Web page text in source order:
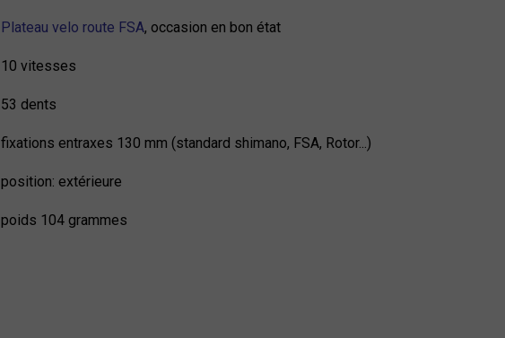
Plateau velo route FSA, occasion en bon état
10 vitesses
53 dents
fixations entraxes 130 mm (standard shimano, FSA, Rotor...)
position: extérieure
poids 104 grammes